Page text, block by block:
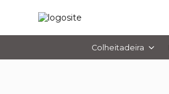
Colheitadeira